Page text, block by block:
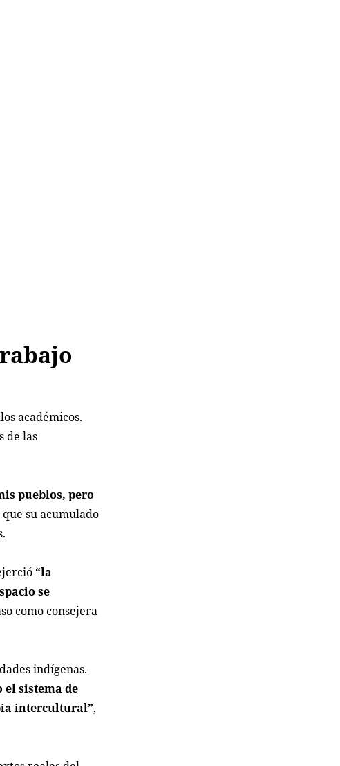
académicos.
de las
pueblos, pero
su acumulado
“la
se
como consejera
indígenas.
el sistema de
intercultural”,